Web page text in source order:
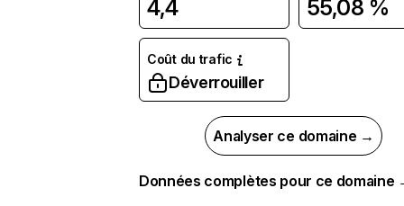
4,4 55,08 %
Coût du trafic
Déverrouiller
Analyser ce domaine →
Données complètes pour ce domaine